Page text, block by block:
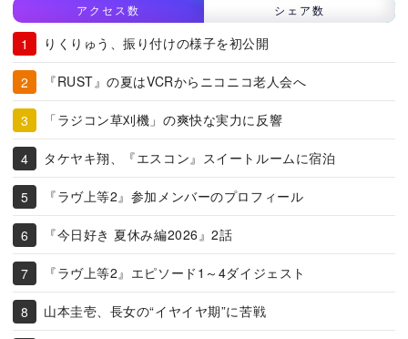
アクセス数 シェア数
りくりゅう、振り付けの様子を初公開
『RUST』の夏はVCRからニコニコ老人会へ
「ラジコン草刈機」の爽快な実力に反響
タケヤキ翔、『エスコン』スイートルームに宿泊
『ラヴ上等2』参加メンバーのプロフィール
『今日好き 夏休み編2026』2話
『ラヴ上等2』エピソード1～4ダイジェスト
山本圭壱、長女の“イヤイヤ期”に苦戦